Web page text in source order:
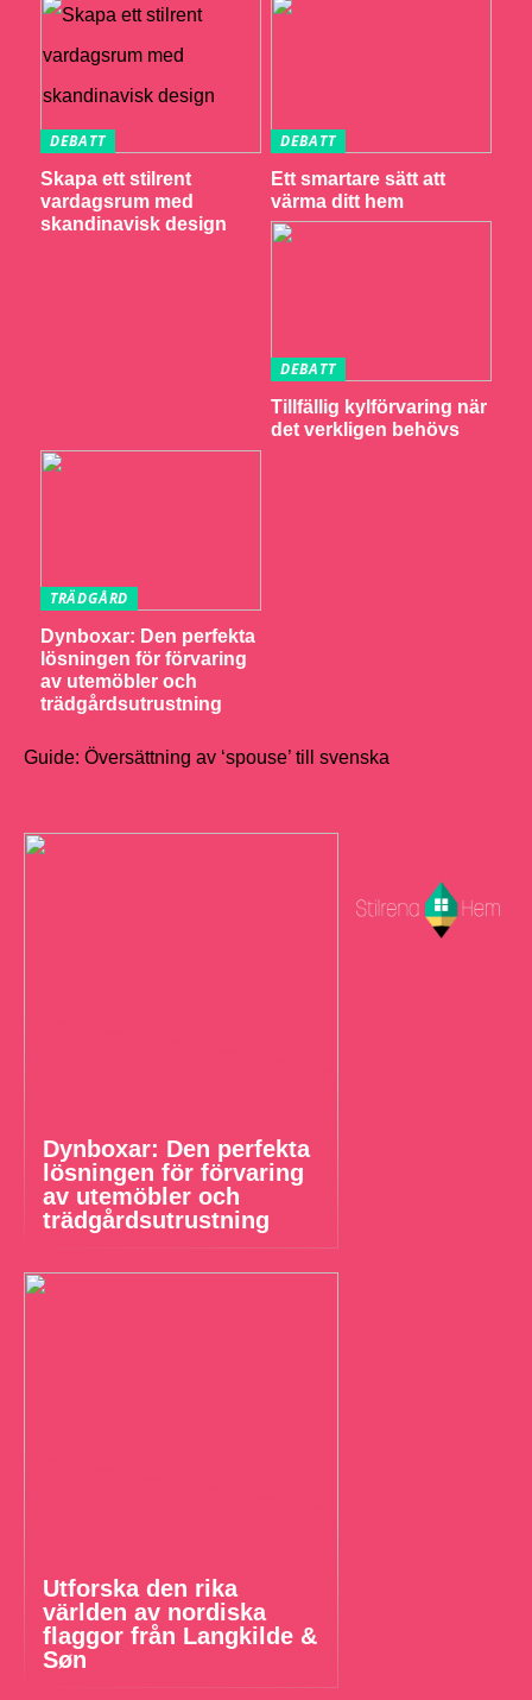
DEBATT
Skapa ett stilrent
vardagsrum med
skandinavisk design
DEBATT
Ett smartare sätt att
värma ditt hem
DEBATT
Tillfällig kylförvaring när
det verkligen behövs
TRÄDGÅRD
Dynboxar: Den perfekta
lösningen för förvaring
av utemöbler och
trädgårdsutrustning
Guide: Översättning av ‘spouse’ till svenska
Dynboxar: Den perfekta
lösningen för förvaring
av utemöbler och
trädgårdsutrustning
Utforska den rika
världen av nordiska
flaggor från Langkilde &
Søn